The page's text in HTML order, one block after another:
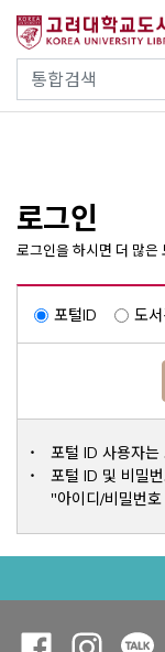
건
통합검색
사이트내 검색
로그인
로그인을 하시면 더 많은
포털ID 도
포털 ID 사용자는
포털 ID 및 비밀
"아이디/비밀번
Opens a new